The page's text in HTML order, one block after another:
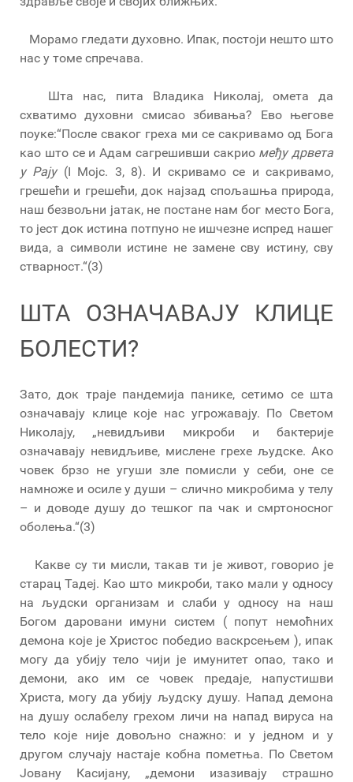
Морамо гледати духовно. Ипак, постоји нешто што
нас у томе спречава.
Шта нас, пита Владика Николај, омета да
схватимо духовни смисао збивања? Ево његове
поуке:“После сваког греха ми се сакривамо од Бога
као што се и Адам сагрешивши сакрио међу дрвета
у Рају(I Мојс. 3, 8). И скривамо се и сакривамо,
грешећи и грешећи, док најзад спољашња природа,
наш безвољни јатак, не постане нам бог место Бога,
то јест док истина потпуно не ишчезне испред нашег
вида, а символи истине не замене сву истину, сву
стварност.“(3)
ШТА ОЗНАЧАВАЈУ КЛИЦЕ
БОЛЕСТИ?
Зато, док траје пандемија панике, сетимо се шта
означавају клице које нас угрожавају. По Светом
Николају, „невидљиви микроби и бактерије
означавају невидљиве, мислене грехе људске. Ако
човек брзо не угуши зле помисли у себи, оне се
намноже и осиле у души – слично микробима у телу
– и доводе душу до тешког па чак и смртоносног
оболења.“(3)
Какве су ти мисли, такав ти је живот, говорио је
старац Тадеј. Као што микроби, тако мали у односу
на људски организам и слаби у односу на наш
Богом даровани имуни систем ( попут немоћних
демона које је Христос победио васкрсењем ), ипак
могу да убију тело чији је имунитет опао, тако и
демони, ако им се човек предаје, напустишви
Христа, могу да убију људску душу. Напад демона
на душу ослабелу грехом личи на напад вируса на
тело које није довољно снажно: и у једном и у
другом случају настаје кобна пометња. По Светом
Јовану Касијану, „демони изазивају страшно